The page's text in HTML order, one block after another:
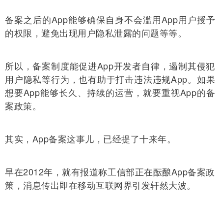
备案之后的App能够确保自身不会滥用App用户授予
的权限，避免出现用户隐私泄露的问题等等。
所以，备案制度能促进App开发者自律，遏制其侵犯
用户隐私等行为，也有助于打击违法违规App。如果
想要App能够长久、持续的运营，就要重视App的备
案政策。
其实，App备案这事儿，已经提了十来年。
早在2012年，就有报道称工信部正在酝酿App备案政
策，消息传出即在移动互联网界引发轩然大波。